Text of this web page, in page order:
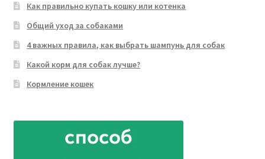
Как правильно купать кошку или котенка
Общий уход за собаками
4 важных правила, как выбрать шампунь для собак
Какой корм для собак лучше?
Кормление кошек